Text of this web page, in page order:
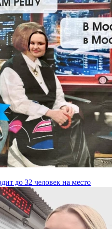
до 32 человек на место